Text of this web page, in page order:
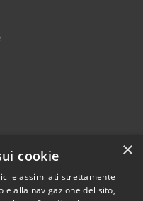
×
cookie
e assimilati strettamente
e alla navigazione del sito,